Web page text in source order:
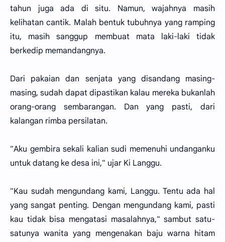
tahun juga ada di situ. Namun, wajahnya masih
kelihatan cantik. Malah bentuk tubuhnya yang ramping
itu, masih sanggup membuat mata laki-laki tidak
berkedip memandangnya.
Dari pakaian dan senjata yang disandang masing-
masing, sudah dapat dipastikan kalau mereka bukanlah
orang-orang sembarangan. Dan yang pasti, dari
kalangan rimba persilatan.
"Aku gembira sekali kalian sudi memenuhi undanganku
untuk datang ke desa ini," ujar Ki Langgu.
"Kau sudah mengundang kami, Langgu. Tentu ada hal
yang sangat penting. Dengan mengundang kami, pasti
kau tidak bisa mengatasi masalahnya," sambut satu-
satunya wanita yang mengenakan baju warna hitam